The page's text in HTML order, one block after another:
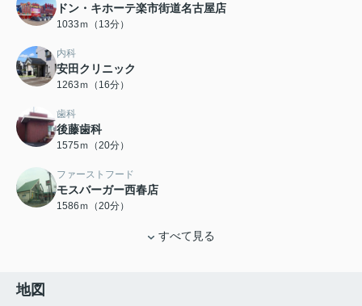
ドン・キホーテ楽市街道名古屋店
1033ｍ（13分）
内科
安田クリニック
1263ｍ（16分）
歯科
後藤歯科
1575ｍ（20分）
ファーストフード
モスバーガー西春店
1586ｍ（20分）
すべて見る
地図